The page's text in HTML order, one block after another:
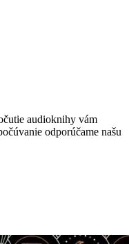
audioknihy vám
odporúčame našu